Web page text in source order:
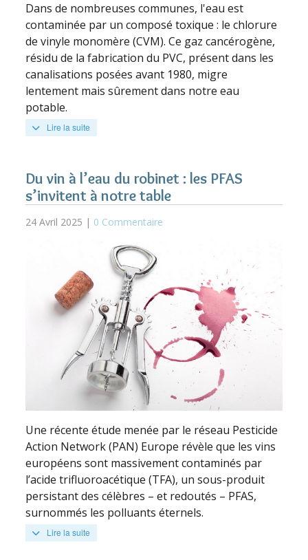
Dans de nombreuses communes, l'eau est
contaminée par un composé toxique : le chlorure
de vinyle monomère (CVM). Ce gaz cancérogène,
résidu de la fabrication du PVC, présent dans les
canalisations posées avant 1980, migre
lentement mais sûrement dans notre eau
potable.
Lire la suite
Du vin à l’eau du robinet : les PFAS
s’invitent à notre table
24 Avril 2025 | 0 Commentaire
Une récente étude menée par le réseau Pesticide
Action Network (PAN) Europe révèle que les vins
européens sont massivement contaminés par
l’acide trifluoroacétique (TFA), un sous-produit
persistant des célèbres – et redoutés – PFAS,
surnommés les polluants éternels.
Lire la suite